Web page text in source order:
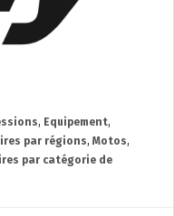
, Equipement,
par régions, Motos,
par catégorie de